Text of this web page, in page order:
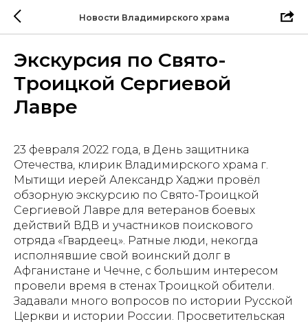
Новости Владимирского храма
Экскурсия по Свято-
Троицкой Сергиевой
Лавре
23 февраля 2022 года, в День защитника
Отечества, клирик Владимирского храма г.
Мытищи иерей Александр Хаджи провёл
обзорную экскурсию по Свято-Троицкой
Сергиевой Лавре для ветеранов боевых
действий ВДВ и участников поискового
отряда «Гвардеец». Ратные люди, некогда
исполнявшие свой воинский долг в
Афганистане и Чечне, с большим интересом
провели время в стенах Троицкой обители.
Задавали много вопросов по истории Русской
Церкви и истории России. Просветительская